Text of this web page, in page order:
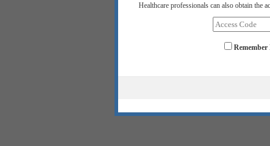
Healthcare professionals can also obtain the
Remember